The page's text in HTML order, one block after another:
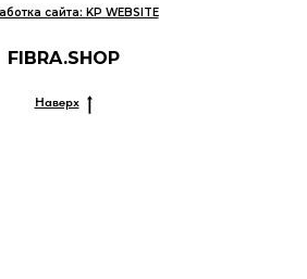
сайта: KP WEBSITE
FIBRA.SHOP
Наверх